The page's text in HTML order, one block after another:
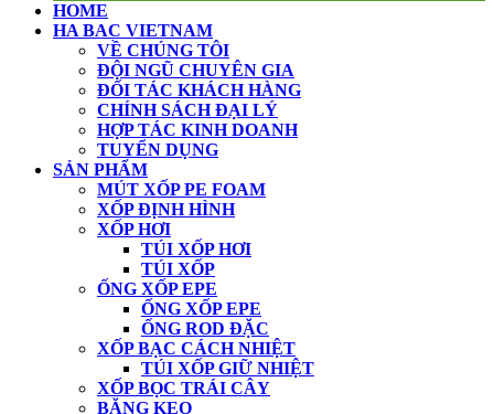
HOME
HA BAC VIETNAM
VỀ CHÚNG TÔI
ĐỘI NGŨ CHUYÊN GIA
ĐỐI TÁC KHÁCH HÀNG
CHÍNH SÁCH ĐẠI LÝ
HỢP TÁC KINH DOANH
TUYỂN DỤNG
SẢN PHẨM
MÚT XỐP PE FOAM
XỐP ĐỊNH HÌNH
XỐP HƠI
TÚI XỐP HƠI
TÚI XỐP
ỐNG XỐP EPE
ỐNG XỐP EPE
ỐNG ROD ĐẶC
XỐP BẠC CÁCH NHIỆT
TÚI XỐP GIỮ NHIỆT
XỐP BỌC TRÁI CÂY
BĂNG KEO